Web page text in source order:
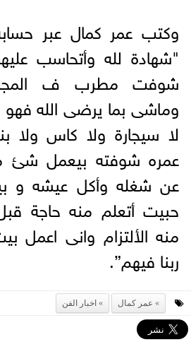
وكتب عمر كمال عبر
"شهادة لله وأتحاسب
شوفت مطرب ف
وماشى بما يرضى الله
لا سيجارة ولا كاس ولا
عمره شوفته بيعمل شئ
عن شغله وأكل عيشه و
حبيت أتعلم منه حاجة
منه الألتزام وانى اعمل
ربنا فيهم”.
عمر كمال اخبار الفن